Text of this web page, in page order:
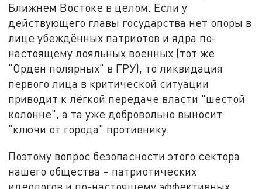
Ближнем Востоке в целом. Если у
действующего главы государства нет опоры в
лице убеждённых патриотов и ядра по-
настоящему лояльных военных (тот же
"Орден полярных" в ГРУ), то ликвидация
первого лица в критической ситуации
приводит к лёгкой передаче власти "шестой
колонне", а та уже добровольно выносит
"ключи от города" противнику.
Поэтому вопрос безопасности этого сектора
нашего общества – патриотических
идеологов и по-настоящему эффективных